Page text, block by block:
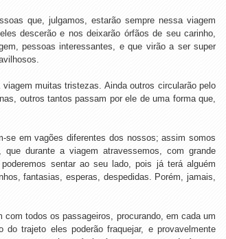
que, julgamos, estarão sempre nessa viagem
descerão e nos deixarão órfãos de seu carinho,
pessoas interessantes, e que virão a ser super
muitas tristezas. Ainda outros circularão pelo
outros tantos passam por ele de uma forma que,
se em vagões diferentes dos nossos; assim somos
durante a viagem atravessemos, com grande
sentar ao seu lado, pois já terá alguém
fantasias, esperas, despedidas. Porém, jamais,
todos os passageiros, procurando, em cada um
trajeto eles poderão fraquejar, e provavelmente